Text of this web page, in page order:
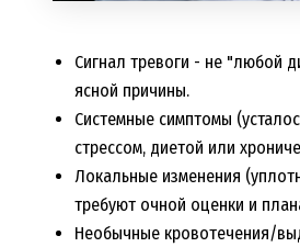
Сигнал тревоги - не "любой
ясной причины.
Системные симптомы
стрессом, диетой или
Локальные изменения
требуют очной оценки и
Необычные кровотечения/